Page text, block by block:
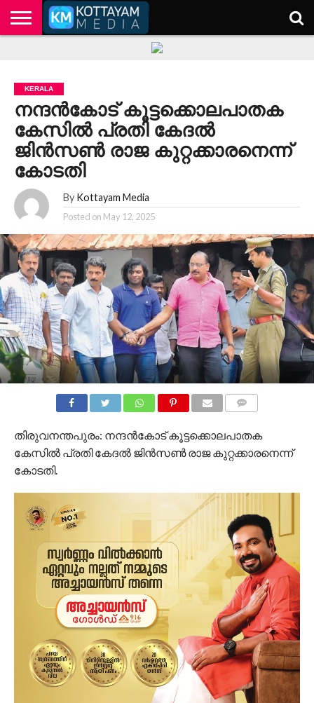
KERALA
നന്ദന്‍കോട് കൂട്ടക്കൊലപാതക
കേസില്‍ പ്രതി കേദല്‍
ജിന്‍സണ്‍ രാജ കുറ്റക്കാരനെന്ന്
കോടതി
By Kottayam Media
Posted on May 12, 2025
തിരുവനന്തപുരം: നന്ദന്‍കോട് കൂട്ടക്കൊലപാതക
കേസില്‍ പ്രതി കേദല്‍ ജിന്‍സണ്‍ രാജ കുറ്റക്കാരനെന്ന്
കോടതി.